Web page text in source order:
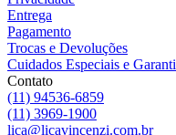
Entrega
Pagamento
Trocas e Devoluções
Cuidados Especiais e
Contato
(11) 94536-6859
(11) 3969-1900
lica@licavincenzi.com.br